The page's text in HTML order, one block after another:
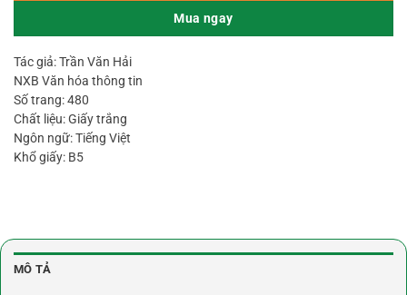
Mua ngay
Tác giả: Trần Văn Hải
NXB Văn hóa thông tin
Số trang: 480
Chất liệu: Giấy trắng
Ngôn ngữ: Tiếng Việt
Khổ giấy: B5
MÔ TẢ